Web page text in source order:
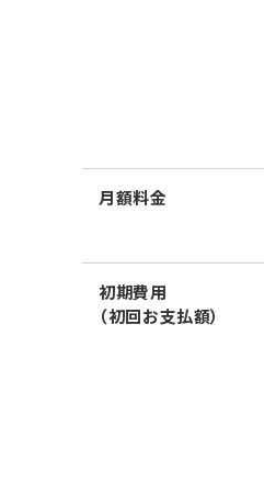
月額料金
初期費用
（初回お支払額）